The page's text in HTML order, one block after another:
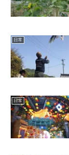
日常
日常